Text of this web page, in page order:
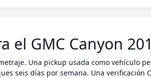
el GMC Canyon
Una pickup usada como vehículo
seis días por semana. Una verificación